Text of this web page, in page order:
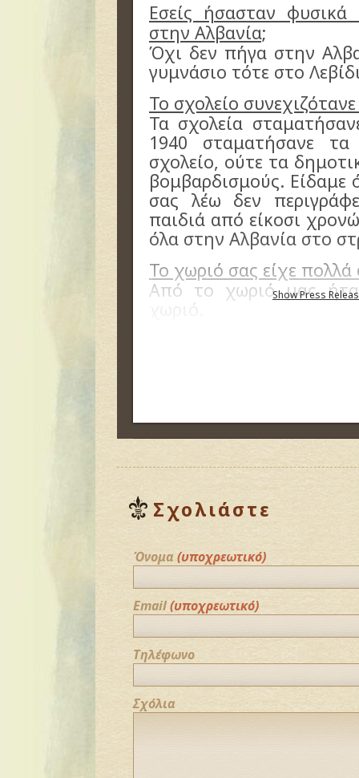
Εσείς ήσασταν
στην Αλβανία;
Όχι δεν πήγα στην
γυμνάσιο τότε στο
Το σχολείο
Τα σχολεία
1940 σταματήσανε τα
σχολείο, ούτε τα
βομβαρδισμούς.
σας λέω δεν
παιδιά από είκοσι
όλα στην Αλβανία στο
Το χωριό σας είχε
Από το χωριό μας
Show Press
Σχολιάστε
Όνομα (υποχρεωτικό)
Email(υποχρεωτικό)
Τηλέφωνο
Σχόλια